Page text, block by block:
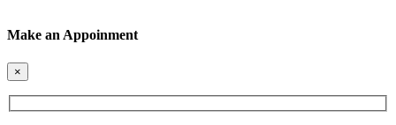
Make an Appoinment
×